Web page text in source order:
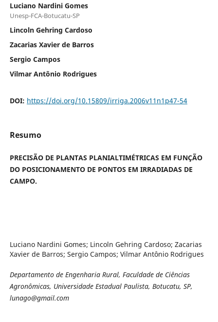
Luciano Nardini Gomes
Unesp-FCA-Botucatu-SP
Lincoln Gehring Cardoso
Zacarias Xavier de Barros
Sergio Campos
Vilmar Antônio Rodrigues
DOI: https://doi.org/10.15809/irriga.2006v11n1p47-54
Resumo
PRECISÃO DE PLANTAS PLANIALTIMÉTRICAS EM FUNÇÃO
DO POSICIONAMENTO DE PONTOS EM IRRADIADAS DE
CAMPO.
Luciano Nardini Gomes; Lincoln Gehring Cardoso; Zacarias
Xavier de Barros; Sergio Campos; Vilmar Antônio Rodrigues
Departamento de Engenharia Rural, Faculdade de Ciências
Agronômicas, Universidade Estadual Paulista, Botucatu, SP,
lunago@gmail.com